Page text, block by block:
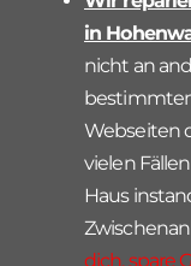
in
nicht an
Webseiten
vielen
Haus
dich, spare